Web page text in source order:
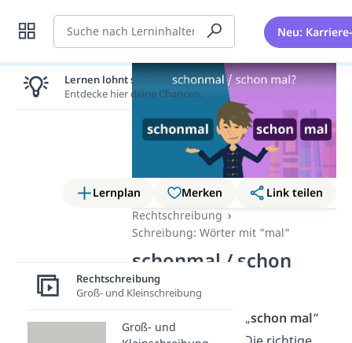
Suche Neu:
Lernplan Merken
Link teilen
Rechtschreibung
Schreibung: Wörter mit "mal"
schonmal / schon
mal?
Heißt es eigentlich „schon mal“
Lernen lohnt sich!
Entdecke hier deine Chancen.
Rechtschreibung
Groß- und Kleinschreibung
Groß- und